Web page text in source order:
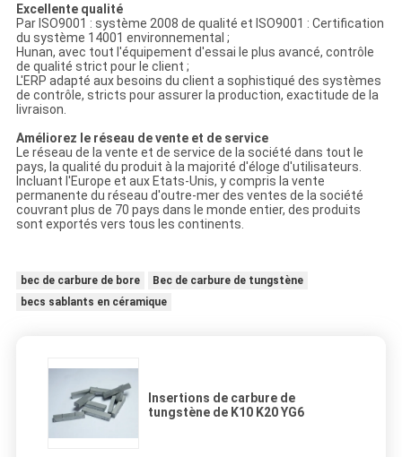
Excellente qualité
Par ISO9001 : système 2008 de qualité et ISO9001 : Certification
du système 14001 environnemental ;
Hunan, avec tout l'équipement d'essai le plus avancé, contrôle
de qualité strict pour le client ;
L'ERP adapté aux besoins du client a sophistiqué des systèmes
de contrôle, stricts pour assurer la production, exactitude de la
livraison.
Améliorez le réseau de vente et de service
Le réseau de la vente et de service de la société dans tout le
pays, la qualité du produit à la majorité d'éloge d'utilisateurs.
Incluant l'Europe et aux Etats-Unis, y compris la vente
permanente du réseau d'outre-mer des ventes de la société
couvrant plus de 70 pays dans le monde entier, des produits
sont exportés vers tous les continents.
bec de carbure de bore
Bec de carbure de tungstène
becs sablants en céramique
Insertions de carbure de
tungstène de K10 K20 YG6